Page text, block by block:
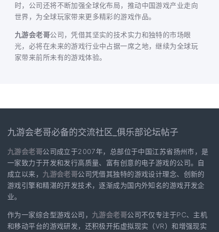
时，公司还将不断加强全球化布局，推动中国游戏产业走向
世界，为全球玩家带来更多精彩的游戏作品。
九游会老哥公司，凭借其坚实的技术实力和独特的市场眼
光，必将在未来的游戏行业中占据一席之地，继续为全球玩
家带来前所未有的游戏体验。
九游会老哥必备的交流社区_俱乐部论坛帖子
九游会老哥公司成立于2007年，总部位于中国江苏省扬州市，是
一家致力于开发和发行高质量、富有创意的电子游戏的公司。自
成立以来， 九游会老哥公司凭借其独特的游戏设计理念、创新的
游戏引擎和精湛的开发技术，逐渐成为国内外知名的游戏开发企
业。
作为一家综合型游戏公司， 九游会老哥公司不仅专注于PC、主机
和移动平台的游戏研发，还积极开拓虚拟现实（VR）和增强现实